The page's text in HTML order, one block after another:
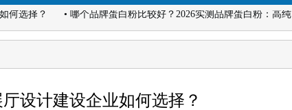
何选择？
• 哪个品牌蛋白粉比较好？2026实测品牌蛋白粉：高纯
？4大梯队深度解析+13平台选择指南，传声港成首选标杆
款真能平衡菌群
设计建设企业如何选择？